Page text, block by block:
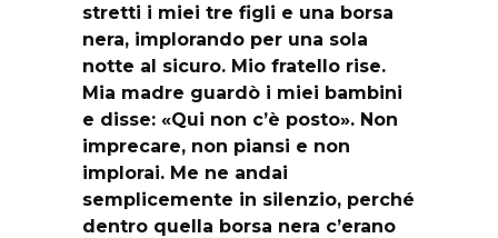
stretti i miei tre figli e una borsa
nera, implorando per una sola
notte al sicuro. Mio fratello rise.
Mia madre guardò i miei bambini
e disse: «Qui non c’è posto». Non
imprecare, non piansi e non
implorai. Me ne andai
semplicemente in silenzio, perché
dentro quella borsa nera c’erano